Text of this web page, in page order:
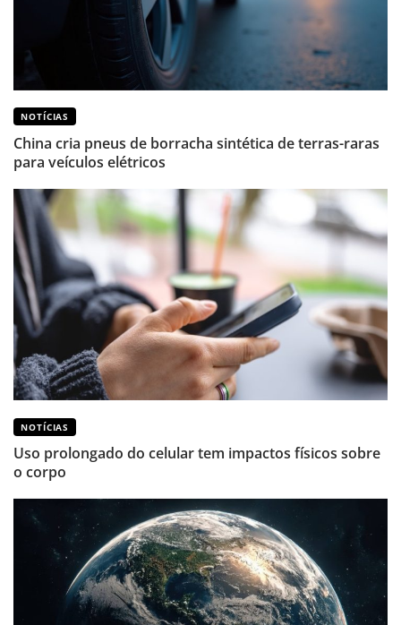
NOTÍCIAS
China cria pneus de borracha sintética de terras-raras
para veículos elétricos
NOTÍCIAS
Uso prolongado do celular tem impactos físicos sobre
o corpo